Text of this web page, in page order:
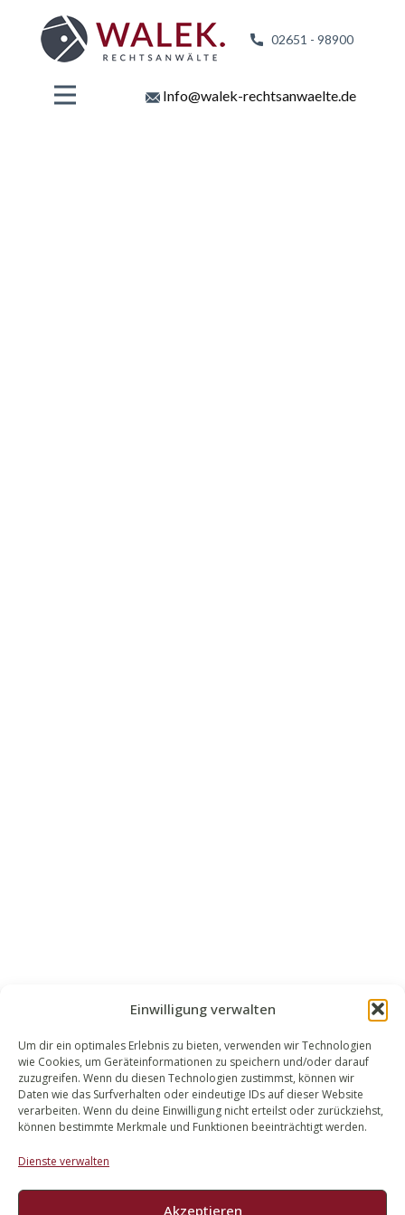
Einwilligung verwalten
Um dir ein optimales Erlebnis zu bieten, verwenden wir Technologien
wie Cookies, um Geräteinformationen zu speichern und/oder darauf
zuzugreifen. Wenn du diesen Technologien zustimmst, können wir
Daten wie das Surfverhalten oder eindeutige IDs auf dieser Website
verarbeiten. Wenn du deine Einwilligung nicht erteilst oder zurückziehst,
können bestimmte Merkmale und Funktionen beeinträchtigt werden.
Dienste verwalten
Akzeptieren
02651 - 98900
Info@walek-rechtsanwaelte.de
WALEK RECHTSANWÄLT​​E
Bachstraße 13
56727 Mayen
02651 98 900
info@walek-rechtsanwaelte.de